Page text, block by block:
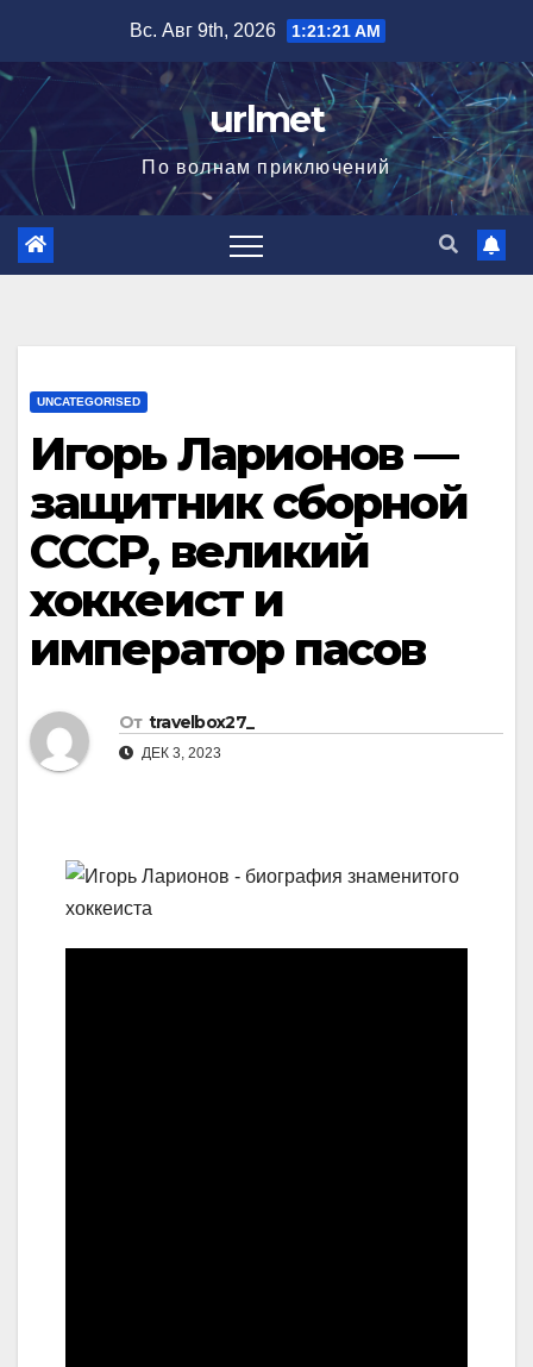
содержимому
Вс. Авг 9th, 2026 1:21:22 AM
urlmet
По волнам приключений
UNCATEGORISED
Игорь Ларионов —
защитник сборной
СССР, великий
хоккеист и
император пасов
От travelbox27_
ДЕК 3, 2023